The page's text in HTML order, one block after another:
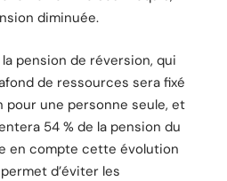
diminuée.
pension de réversion, qui
de ressources sera fixé
pour une personne seule, et
54 % de la pension du
en compte cette évolution
d’éviter les